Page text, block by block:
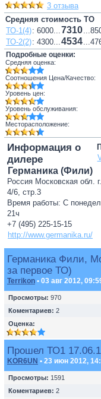
3 отзыва
Средняя стоимость ТО
ТО-1(4): 6000...7310
ТО-2(2): 4300...4534
Подробные оценки:
Средняя оценка:
Соотношения Цена/Качество:
Уровень цен:
Уровень обслуживания:
Месторасположение:
Информация о
дилере
Германика (Фили)
Россия Московская обл.
4/6, стр.3
Время работы: С
21ч
+7 (495) 225-15-15
http://www.germanika.ru/
Германика Фили,
за первое ТО)
Terrikon • 03 авг 2012,
Просмотры: 970
Коментариев: 2
Оценка:
Прошел ТО1
KOR6UN • 23 июн 2012,
Просмотры: 1591
Коментариев: 2